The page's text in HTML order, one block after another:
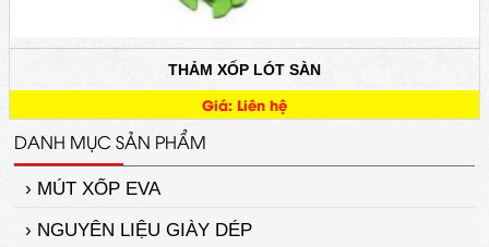
THẢM XỐP LÓT SÀN
Giá: Liên hệ
DANH MỤC SẢN PHẨM
› MÚT XỐP EVA
› NGUYÊN LIỆU GIÀY DÉP